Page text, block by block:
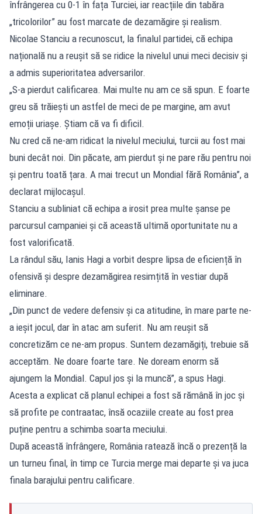
înfrângerea cu 0-1 în fața Turciei, iar reacțiile din tabăra
„tricolorilor” au fost marcate de dezamăgire și realism.
Nicolae Stanciu a recunoscut, la finalul partidei, că echipa
națională nu a reușit să se ridice la nivelul unui meci decisiv și
a admis superioritatea adversarilor.
„S-a pierdut calificarea. Mai multe nu am ce să spun. E foarte
greu să trăiești un astfel de meci de pe margine, am avut
emoții uriașe. Știam că va fi dificil.
Nu cred că ne-am ridicat la nivelul meciului, turcii au fost mai
buni decât noi. Din păcate, am pierdut și ne pare rău pentru noi
și pentru toată țara. A mai trecut un Mondial fără România”, a
declarat mijlocașul.
Stanciu a subliniat că echipa a irosit prea multe șanse pe
parcursul campaniei și că această ultimă oportunitate nu a
fost valorificată.
La rândul său, Ianis Hagi a vorbit despre lipsa de eficiență în
ofensivă și despre dezamăgirea resimțită în vestiar după
eliminare.
„Din punct de vedere defensiv și ca atitudine, în mare parte ne-
a ieșit jocul, dar în atac am suferit. Nu am reușit să
concretizăm ce ne-am propus. Suntem dezamăgiți, trebuie să
acceptăm. Ne doare foarte tare. Ne doream enorm să
ajungem la Mondial. Capul jos și la muncă”, a spus Hagi.
Acesta a explicat că planul echipei a fost să rămână în joc și
să profite pe contraatac, însă ocaziile create au fost prea
puține pentru a schimba soarta meciului.
După această înfrângere, România ratează încă o prezență la
un turneu final, în timp ce Turcia merge mai departe și va juca
finala barajului pentru calificare.